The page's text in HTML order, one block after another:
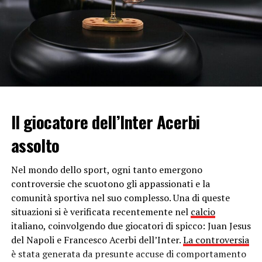
presidente del Dipartimento della Prevenzione del
Ministero della Salute Gianni Rezza
aveva già
anticipato che l’
avesse intenzione di decretare al
più presto lafine della pandemia di Covid-19
“Bisogna aspettare che l’Oms non consideri più il Covid
Pheic (Public Health Emergency of International
interesse internazionale”,ha detto in un’intervista al
Corriere della Sera, affermando che la decisione
potrebbe arrivare già nelle prossime settimane.
Rezzaha sottolineato che anche inItaliala situazione è
in continuo miglioramento:“C’è un’immunità diffusa:
tante persone sono vaccinate e tante altre si sono
infettate”, ha detto.
Il miglioramento è testimoniato anche dai dati
aggiornati della
Cabina di Regia
: anche se nell’ultimo
Il giocatore dell’Inter Acerbi
assolto
Nel mondo dello sport, ogni tanto emergono
controversie che scuotono gli appassionati e la
comunità sportiva nel suo complesso. Una di queste
situazioni si è verificata recentemente nel calcio
italiano, coinvolgendo due giocatori di spicco: Juan Jesus
del Napoli e Francesco Acerbi dell’Inter.La controversia
è stata generata da presunte accuse di comportamento